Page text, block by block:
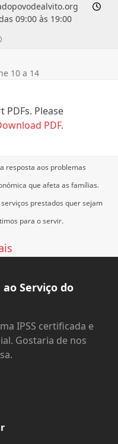
09:00 às 19:00
10 a 14
Please
PDF.
resposta aos problemas
que afeta as famílias.
prestados quer sejam
para o servir.
Serviço do
IPSS certificada e
Gostaria de nos